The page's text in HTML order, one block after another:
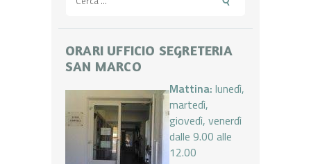
per:
ORARI UFFICIO SEGRETERIA
SAN MARCO
Mattina: lunedì,
martedì,
giovedì, venerdì
dalle 9.00 alle
12.00